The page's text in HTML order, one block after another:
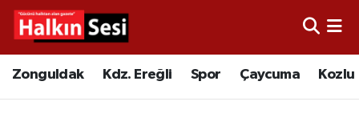
Zonguldak Kdz. Ereğli Spor Çaycuma Kozlu
Video
Çaycuma
Merkez Hava Durumu